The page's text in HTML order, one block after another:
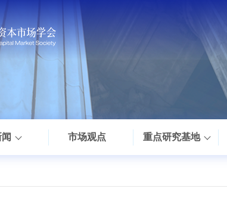
市场观点 重点研究基地